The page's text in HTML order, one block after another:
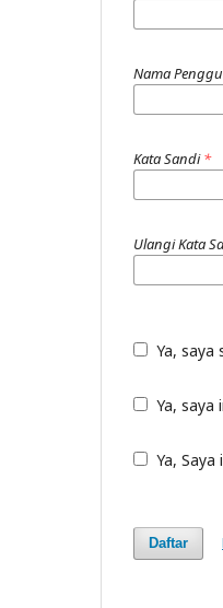
Nama
Kata Sandi*
Ulangi Kata
Ya, saya
Ya, saya
Ya,
Daftar